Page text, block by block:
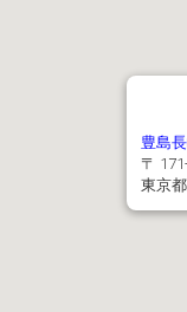
豊島
〒
東京